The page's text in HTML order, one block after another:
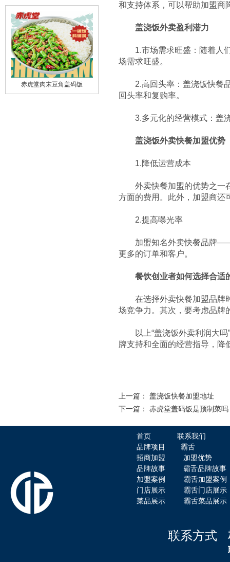
和支持体系，可以帮助加盟商
盖浇饭外卖盈利潜力
1.市场需求旺盛：随着人们
场需求旺盛。
2.高回头率：盖浇饭快餐品
回头率和复购率。
3.多元化的经营模式：盖浇
盖浇饭外卖快餐加盟优势
1.降低运营成本
外卖快餐加盟的优势之一在
方面的费用。此外，加盟商还
2.提高曝光率
加盟知名外卖快餐品牌——
更多的订单和客户。
餐饮创业者如何选择合适
在选择外卖快餐加盟品牌时
场竞争力。其次，要考虑品牌
以上“盖浇饭外卖利润大吗”
牌支持和全面的经营指导，降
上一篇： 盖浇饭快餐加盟地址
下一篇： 赤虎堂盖码饭是预制菜吗
赤虎堂干豆角烧肉盖码饭
联系方式
首页
联系我们
品牌项目
霸舌
招商加盟
加盟优势
品牌故事
霸舌品牌故事
加盟案例
霸舌加盟案例
门店展示
霸舌门店展示
菜品展示
霸舌菜品展示